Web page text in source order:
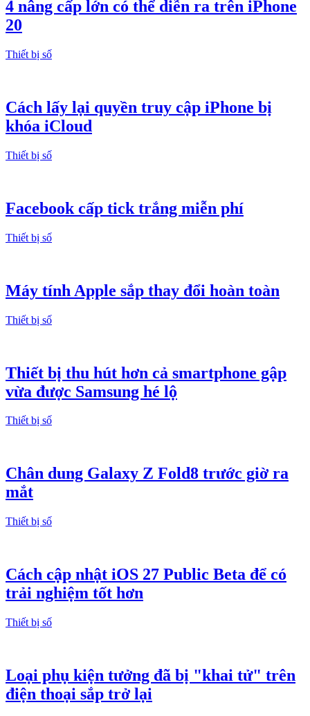
4 nâng cấp lớn có thể diễn ra trên iPhone
20
Thiết bị số
Cách lấy lại quyền truy cập iPhone bị
khóa iCloud
Thiết bị số
Facebook cấp tick trắng miễn phí
Thiết bị số
Máy tính Apple sắp thay đổi hoàn toàn
Thiết bị số
Thiết bị thu hút hơn cả smartphone gập
vừa được Samsung hé lộ
Thiết bị số
Chân dung Galaxy Z Fold8 trước giờ ra
mắt
Thiết bị số
Cách cập nhật iOS 27 Public Beta để có
trải nghiệm tốt hơn
Thiết bị số
Loại phụ kiện tưởng đã bị "khai tử" trên
điện thoại sắp trở lại